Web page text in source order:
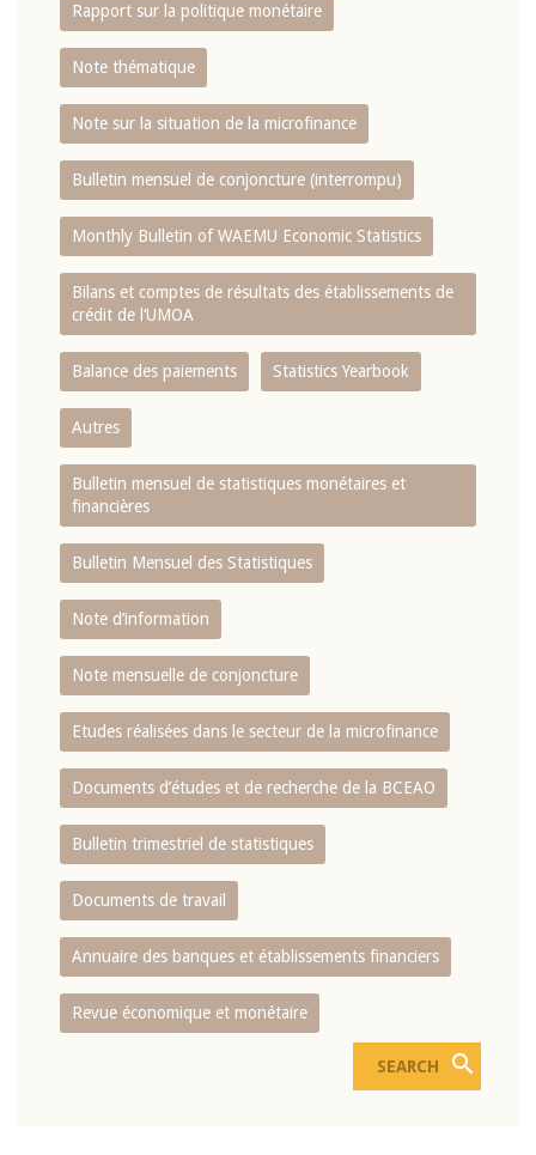
Rapport sur la politique monétaire
Note thématique
Note sur la situation de la microfinance
Bulletin mensuel de conjoncture (interrompu)
Monthly Bulletin of WAEMU Economic Statistics
Bilans et comptes de résultats des établissements de
crédit de l‘UMOA
Balance des paiements Statistics Yearbook
Autres
Bulletin mensuel de statistiques monétaires et
financières
Bulletin Mensuel des Statistiques
Note d’information
Note mensuelle de conjoncture
Etudes réalisées dans le secteur de la microfinance
Documents d’études et de recherche de la BCEAO
Bulletin trimestriel de statistiques
Documents de travail
Annuaire des banques et établissements financiers
Revue économique et monétaire